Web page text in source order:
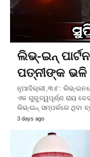
ଲିଭ୍-ଇନ୍
ପତ୍ନୀଙ୍କ ଭଳି
ନୂଆଦିଲ୍ଲୀ,୩।୮: ଲିଭ୍-
ଏକ ଗୁରୁତ୍ୱପୂର୍ଣ୍ଣ ରାୟ
ଲିଭ୍-ଇନ୍ ସମ୍ପର୍କରେ ଥିବା
3 days ago